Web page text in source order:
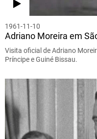
1961-11-10
Adriano Moreira em
Visita oficial de Adriano
Príncipe e Guiné Bissau.